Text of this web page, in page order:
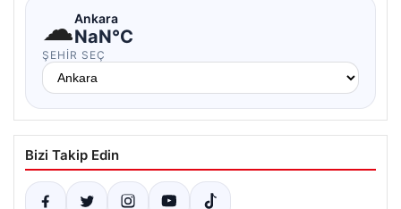
☁Ankara
NaN°C
ŞEHIR SEÇ
Bizi Takip Edin